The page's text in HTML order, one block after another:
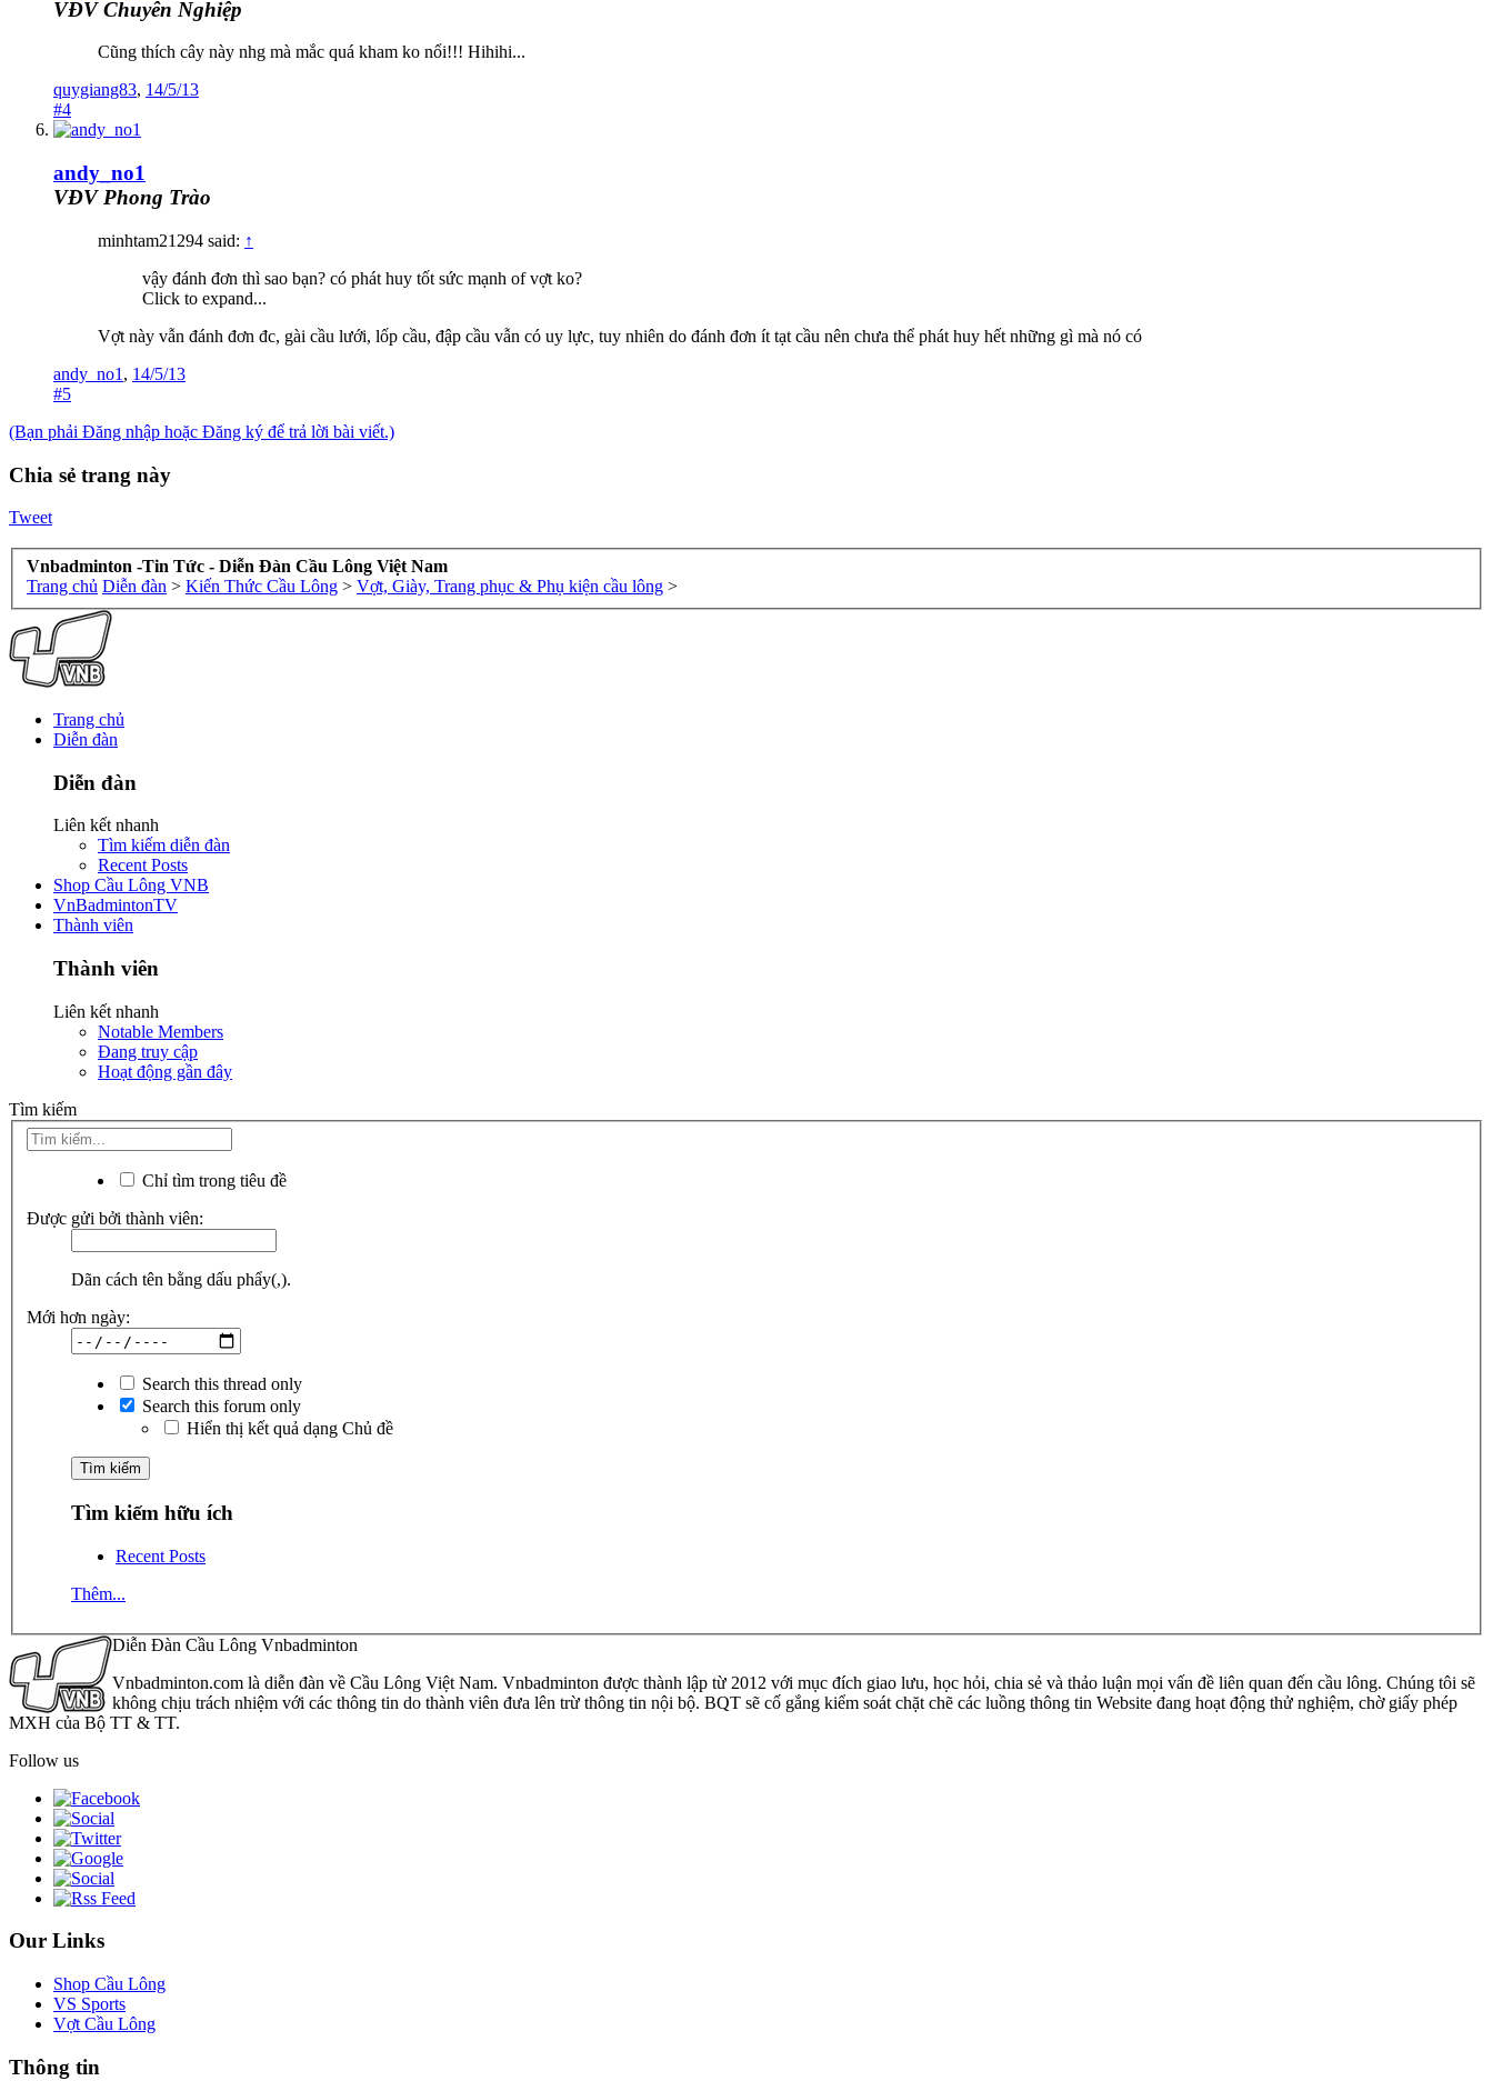
VĐV Chuyên Nghiệp
Cũng thích cây này nhg mà mắc quá kham ko nổi!!! Hihihi...
quygiang83, 14/5/13
#4
andy_no1
VĐV Phong Trào
minhtam21294 said: ↑
vậy đánh đơn thì sao bạn? có phát huy tốt sức mạnh of vợt ko?
Click to expand...
Vợt này vẫn đánh đơn đc, gài cầu lưới, lốp cầu, đập cầu vẫn có uy lực, tuy nhiên do đánh đơn ít tạt cầu nên chưa thể phát huy hết những gì mà nó có
andy_no1 , 14/5/13
#5
(Bạn phải Đăng nhập hoặc Đăng ký để trả lời bài viết.)
Chia sẻ trang này
Tweet
Vnbadminton -Tin Tức - Diễn Đàn Cầu Lông Việt Nam
Trang chủ Diễn đàn > Kiến Thức Cầu Lông > Vợt, Giày, Trang phục & Phụ kiện cầu lông >
Trang chủ
Diễn đàn
Diễn đàn
Liên kết nhanh
Tìm kiếm diễn đàn
Recent Posts
Shop Cầu Lông VNB
VnBadmintonTV
Thành viên
Thành viên
Liên kết nhanh
Notable Members
Đang truy cập
Hoạt động gần đây
Tìm kiếm
Chỉ tìm trong tiêu đề
Được gửi bởi thành viên:
Dãn cách tên bằng dấu phẩy(,).
Mới hơn ngày:
Search this thread only
Search this forum only
Hiển thị kết quả dạng Chủ đề
Tìm kiếm hữu ích
Recent Posts
Thêm...
Diễn Đàn Cầu Lông Vnbadminton
Vnbadminton.com là diễn đàn về Cầu Lông Việt Nam. Vnbadminton được thành lập từ 2012 với mục đích giao lưu, học hỏi, chia sẻ và thảo luận mọi vấn đề liên quan đến cầu lông. Chúng tôi sẽ
không chịu trách nhiệm với các thông tin do thành viên đưa lên trừ thông tin nội bộ. BQT sẽ cố gắng kiểm soát chặt chẽ các luồng thông tin Website đang hoạt động thử nghiệm, chờ giấy phép
MXH của Bộ TT & TT.
Follow us
Our Links
Shop Cầu Lông
VS Sports
Vợt Cầu Lông
Thông tin